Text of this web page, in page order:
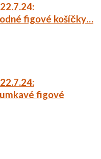
figové košíčky…
figové